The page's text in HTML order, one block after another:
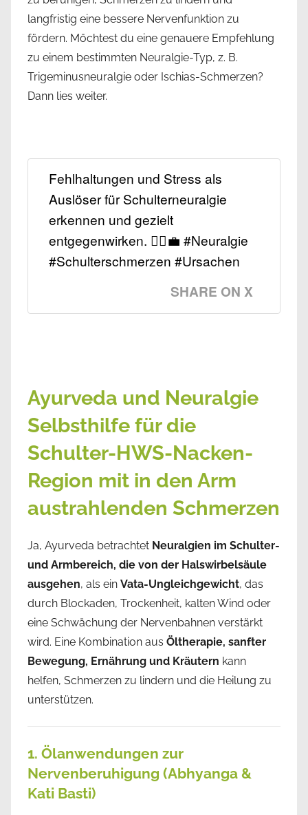
langfristig eine bessere Nervenfunktion zu
fördern. Möchtest du eine genauere Empfehlung
zu einem bestimmten Neuralgie-Typ, z. B.
Trigeminusneuralgie oder Ischias-Schmerzen?
Dann lies weiter.
Fehlhaltungen und Stress als
Auslöser für Schulterneuralgie
erkennen und gezielt
entgegenwirken. 🏃‍♀️💼 #Neuralgie
#Schulterschmerzen #Ursachen
SHARE ON X
Ayurveda und Neuralgie
Selbsthilfe für die
Schulter-HWS-Nacken-
Region mit in den Arm
austrahlenden Schmerzen
Ja, Ayurveda betrachtet Neuralgien im Schulter-
und Armbereich, die von der Halswirbelsäule
ausgehen, als ein Vata-Ungleichgewicht, das
durch Blockaden, Trockenheit, kalten Wind oder
eine Schwächung der Nervenbahnen verstärkt
wird. Eine Kombination aus Öltherapie, sanfter
Bewegung, Ernährung und Kräutern kann
helfen, Schmerzen zu lindern und die Heilung zu
unterstützen.
1. Ölanwendungen zur
Nervenberuhigung (Abhyanga &
Kati Basti)